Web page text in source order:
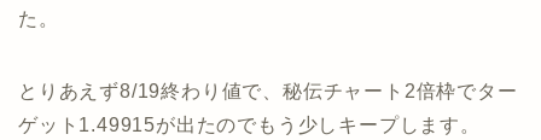
た。
とりあえず8/19終わり値で、秘伝チャート2倍枠でター
ゲット1.49915が出たのでもう少しキープします。